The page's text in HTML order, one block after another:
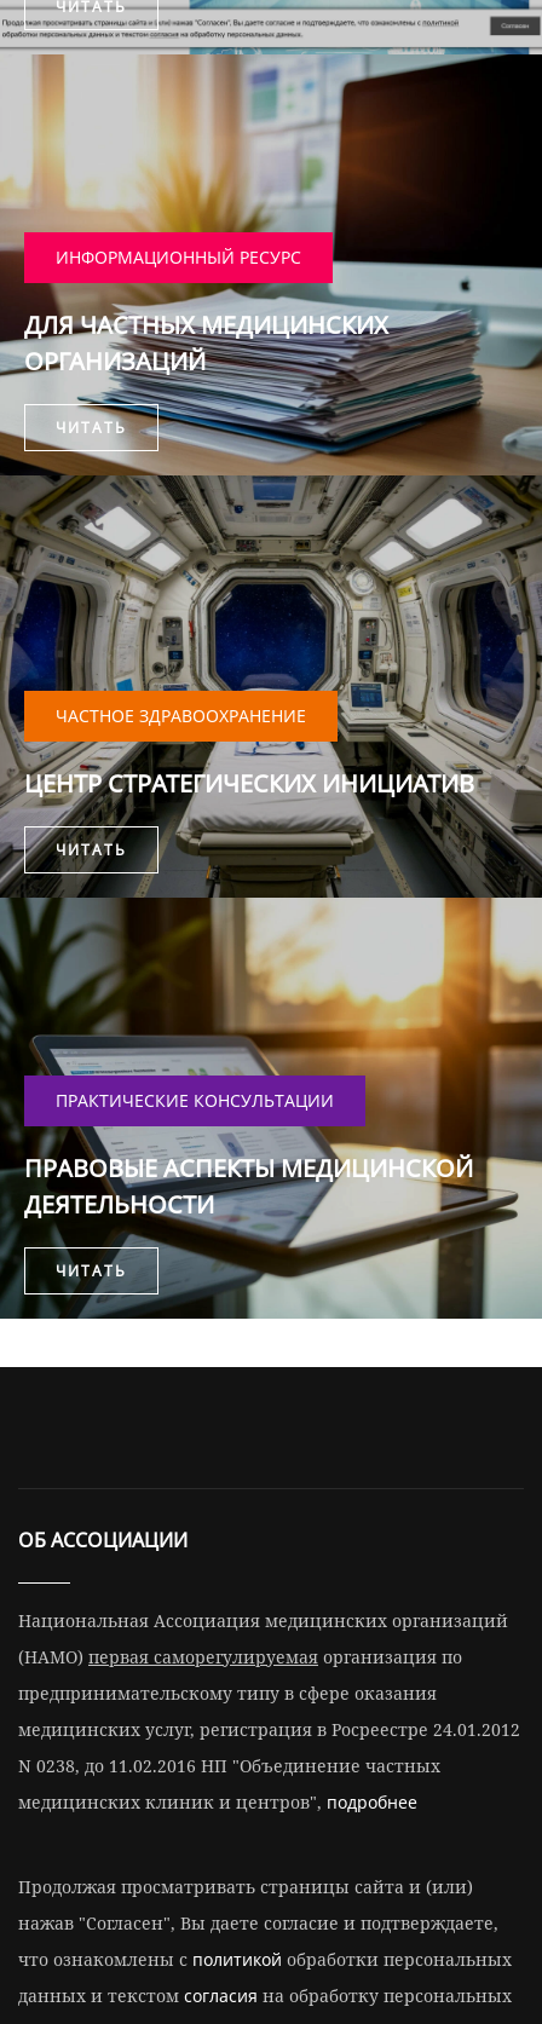
ЧИТАТЬ
ИНФОРМАЦИОННЫЙ РЕСУРС
ДЛЯ ЧАСТНЫХ МЕДИЦИНСКИХ
ОРГАНИЗАЦИЙ
ЧИТАТЬ
ЧАСТНОЕ ЗДРАВООХРАНЕНИЕ
ЦЕНТР СТРАТЕГИЧЕСКИХ ИНИЦИАТИВ
ЧИТАТЬ
ПРАКТИЧЕСКИЕ КОНСУЛЬТАЦИИ
ПРАВОВЫЕ АСПЕКТЫ МЕДИЦИНСКОЙ
ДЕЯТЕЛЬНОСТИ
ЧИТАТЬ
ОБ АССОЦИАЦИИ
Национальная Ассоциация медицинских организаций
(НАМО) первая саморегулируемая организация по
предпринимательскому типу в сфере оказания
медицинских услуг, регистрация в Росреестре 24.01.2012
N 0238, до 11.02.2016 НП "Объединение частных
медицинских клиник и центров", подробнее
Продолжая просматривать страницы сайта и (или)
нажав "Согласен", Вы даете согласие и подтверждаете,
что ознакомлены с политикой обработки персональных
данных и текстом согласия на обработку персональных